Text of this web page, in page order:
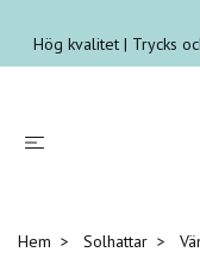
Hög kvalitet | Trycks
Hem Solhattar